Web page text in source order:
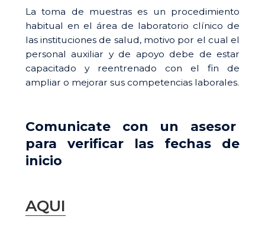
price
was:
$ 75.000.
price
is:
$
La toma de muestras es un procedimiento
habitual en el área de laboratorio clínico de
las instituciones de salud, motivo por el cual el
personal auxiliar y de apoyo debe de estar
capacitado y reentrenado con el fin de
ampliar o mejorar sus competencias laborales.
Comunicate con un asesor
para verificar las fechas de
inicio
AQUI